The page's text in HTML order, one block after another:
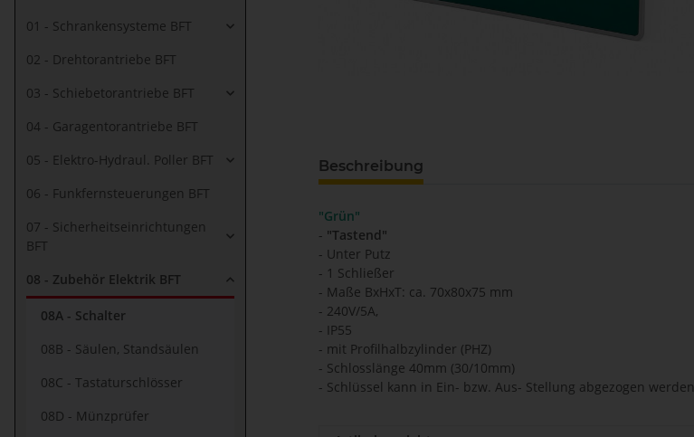
Beschreibung
"Grün"
- "Tastend"
- Unter Putz
- 1 Schließer
- Maße BxHxT: ca. 70x80x75 mm
- 240V/5A,
- IP55
- mit Profilhalbzylinder (PHZ)
- Schlosslänge 40mm (30/10mm)
- Schlüssel kann in Ein- bzw. Aus- Stellung abgezogen werden
01 - Schrankensysteme BFT
02 - Drehtorantriebe BFT
03 - Schiebetorantriebe BFT
04 - Garagentorantriebe BFT
05 - Elektro-Hydraul. Poller BFT
06 - Funkfernsteuerungen BFT
07 - Sicherheitseinrichtungen
BFT
08 - Zubehör Elektrik BFT
08A - Schalter
08B - Säulen, Standsäulen
08C - Tastaturschlösser
08D - Münzprüfer